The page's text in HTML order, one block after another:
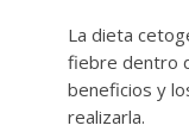
La dieta
fiebre dentro
beneficios y
realizarla.